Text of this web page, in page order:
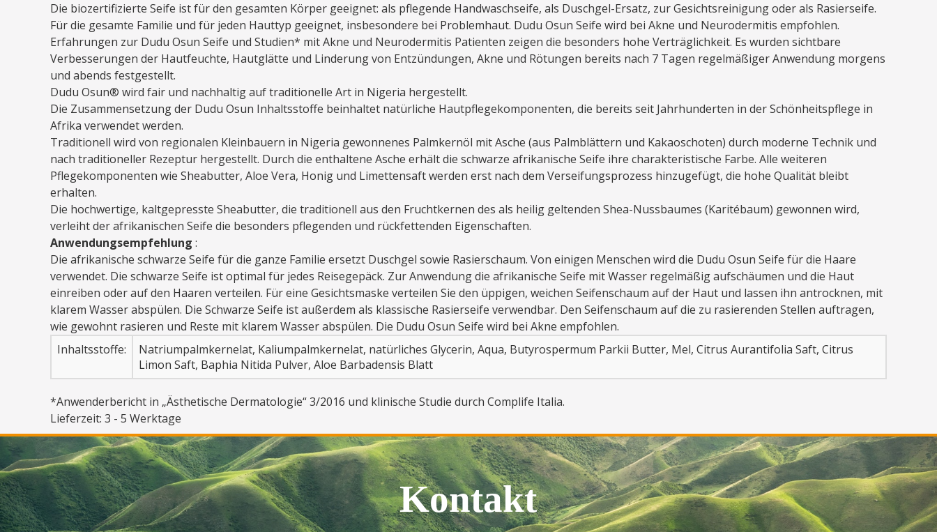
Die biozertifizierte Seife ist für den gesamten Körper geeignet: als pflegende Handwaschseife, als Duschgel-Ersatz, zur Gesichtsreinigung oder als Rasierseife.
Für die gesamte Familie und für jeden Hauttyp geeignet, insbesondere bei Problemhaut. Dudu Osun Seife wird bei Akne und Neurodermitis empfohlen.
Erfahrungen zur Dudu Osun Seife und Studien* mit Akne und Neurodermitis Patienten zeigen die besonders hohe Verträglichkeit. Es wurden sichtbare
Verbesserungen der Hautfeuchte, Hautglätte und Linderung von Entzündungen, Akne und Rötungen bereits nach 7 Tagen regelmäßiger Anwendung morgens
und abends festgestellt.
Dudu Osun® wird fair und nachhaltig auf traditionelle Art in Nigeria hergestellt.
Die Zusammensetzung der Dudu Osun Inhaltsstoffe beinhaltet natürliche Hautpflegekomponenten, die bereits seit Jahrhunderten in der Schönheitspflege in
Afrika verwendet werden.
Traditionell wird von regionalen Kleinbauern in Nigeria gewonnenes Palmkernöl mit Asche (aus Palmblättern und Kakaoschoten) durch moderne Technik und
nach traditioneller Rezeptur hergestellt. Durch die enthaltene Asche erhält die schwarze afrikanische Seife ihre charakteristische Farbe. Alle weiteren
Pflegekomponenten wie Sheabutter, Aloe Vera, Honig und Limettensaft werden erst nach dem Verseifungsprozess hinzugefügt, die hohe Qualität bleibt
erhalten.
Die hochwertige, kaltgepresste Sheabutter, die traditionell aus den Fruchtkernen des als heilig geltenden Shea-Nussbaumes (Karitébaum) gewonnen wird,
verleiht der afrikanischen Seife die besonders pflegenden und rückfettenden Eigenschaften.
Anwendungsempfehlung :
Die afrikanische schwarze Seife für die ganze Familie ersetzt Duschgel sowie Rasierschaum. Von einigen Menschen wird die Dudu Osun Seife für die Haare
verwendet. Die schwarze Seife ist optimal für jedes Reisegepäck. Zur Anwendung die afrikanische Seife mit Wasser regelmäßig aufschäumen und die Haut
einreiben oder auf den Haaren verteilen. Für eine Gesichtsmaske verteilen Sie den üppigen, weichen Seifenschaum auf der Haut und lassen ihn antrocknen, mit
klarem Wasser abspülen. Die Schwarze Seife ist außerdem als klassische Rasierseife verwendbar. Den Seifenschaum auf die zu rasierenden Stellen auftragen,
wie gewohnt rasieren und Reste mit klarem Wasser abspülen. Die Dudu Osun Seife wird bei Akne empfohlen.
Inhaltsstoffe:
Natriumpalmkernelat, Kaliumpalmkernelat, natürliches Glycerin, Aqua, Butyrospermum Parkii Butter, Mel, Citrus Aurantifolia Saft, Citrus
Limon Saft, Baphia Nitida Pulver, Aloe Barbadensis Blatt
*Anwenderbericht in „Ästhetische Dermatologie“ 3/2016 und klinische Studie durch Complife Italia.
Lieferzeit: 3 - 5 Werktage
Kontakt